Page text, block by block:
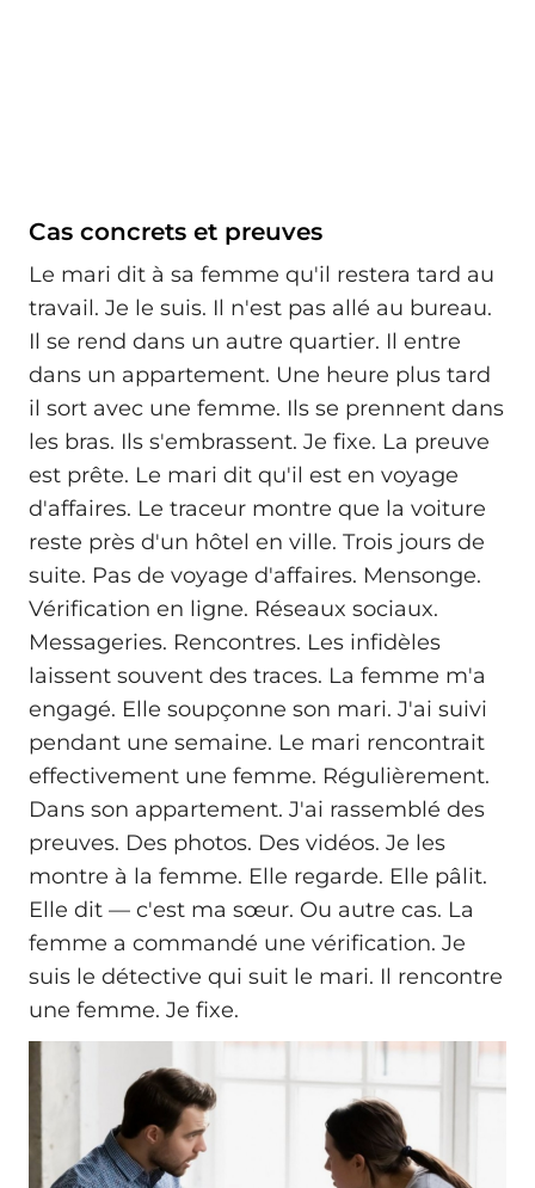
Cas concrets et preuves
Le mari dit à sa femme qu'il restera tard au
travail. Je le suis. Il n'est pas allé au bureau.
Il se rend dans un autre quartier. Il entre
dans un appartement. Une heure plus tard
il sort avec une femme. Ils se prennent dans
les bras. Ils s'embrassent. Je fixe. La preuve
est prête. Le mari dit qu'il est en voyage
d'affaires. Le traceur montre que la voiture
reste près d'un hôtel en ville. Trois jours de
suite. Pas de voyage d'affaires. Mensonge.
Vérification en ligne. Réseaux sociaux.
Messageries. Rencontres. Les infidèles
laissent souvent des traces. La femme m'a
engagé. Elle soupçonne son mari. J'ai suivi
pendant une semaine. Le mari rencontrait
effectivement une femme. Régulièrement.
Dans son appartement. J'ai rassemblé des
preuves. Des photos. Des vidéos. Je les
montre à la femme. Elle regarde. Elle pâlit.
Elle dit — c'est ma sœur. Ou autre cas. La
femme a commandé une vérification. Je
suis le détective qui suit le mari. Il rencontre
une femme. Je fixe.